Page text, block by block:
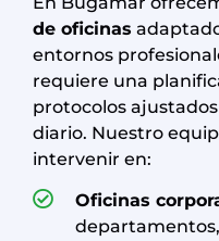
de oficinas
entornos
requiere una
protocolos
diario. Nuestro
intervenir en:
Oficinas